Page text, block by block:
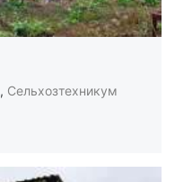
, Сельхозтехникум